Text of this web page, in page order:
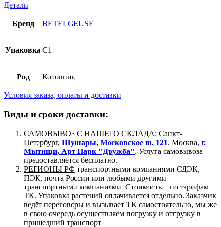
Детали
Бренд BETELGEUSE
Упаковка C1
Род Котовник
Условия заказа, оплаты и доставки
Виды и сроки доставки:
САМОВЫВОЗ С НАШЕГО СКЛАДА: Санкт-
Петербург, Шушары, Московское ш. 121. Москва, г.
Мытищи, Арт Парк "Дружба". Услуга самовывоза
предоставляется бесплатно.
РЕГИОНЫ РФ транспортными компаниями СДЭК,
ПЭК, почта России или любыми другими
транспортными компаниями. Стоимость – по тарифам
ТК. Упаковка растений оплачивается отдельно. Заказчик
ведёт переговоры и вызывает ТК самостоятельно, мы же
в свою очередь осуществляем погрузку и отгрузку в
пришедший транспорт